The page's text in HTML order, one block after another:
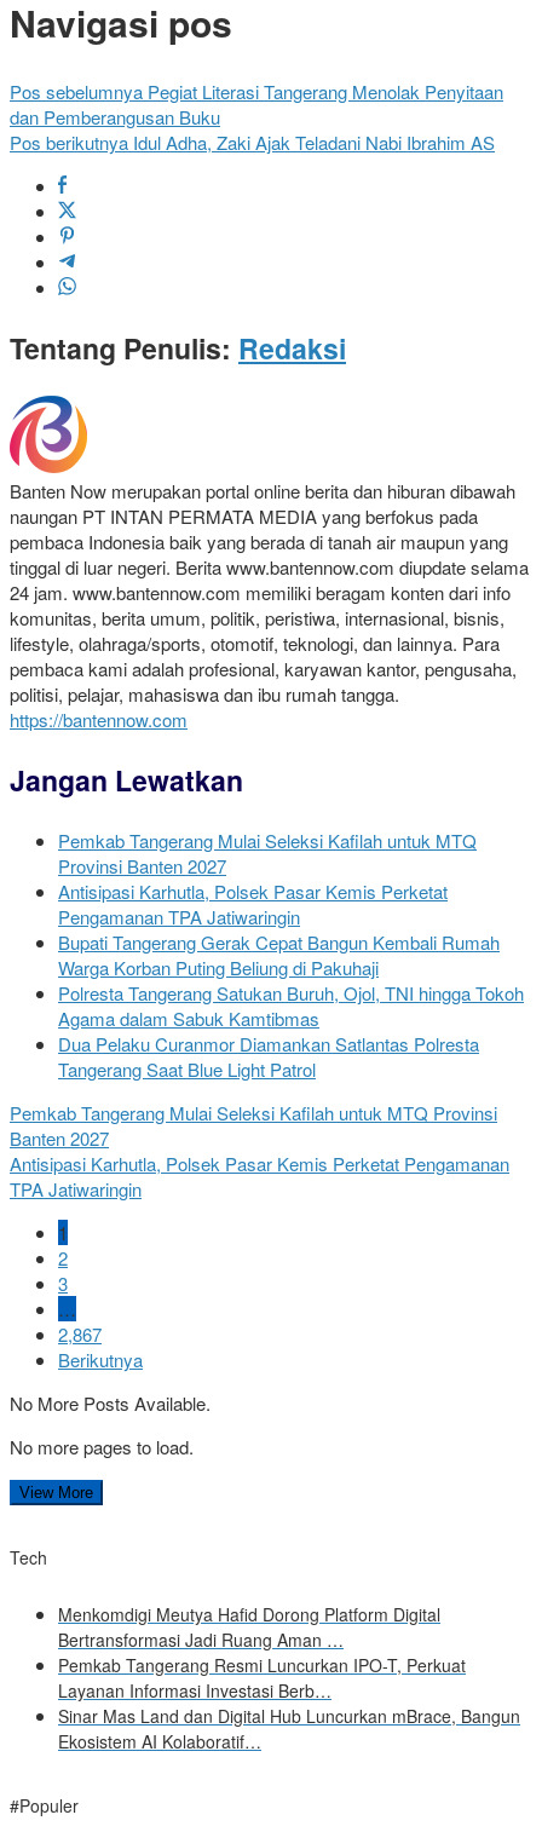
Navigasi pos
Pos sebelumnya Pegiat Literasi Tangerang Menolak Penyitaan
dan Pemberangusan Buku
Pos berikutnya Idul Adha, Zaki Ajak Teladani Nabi Ibrahim AS
Tentang Penulis: Redaksi
Banten Now merupakan portal online berita dan hiburan dibawah
naungan PT INTAN PERMATA MEDIA yang berfokus pada
pembaca Indonesia baik yang berada di tanah air maupun yang
tinggal di luar negeri. Berita www.bantennow.com diupdate selama
24 jam. www.bantennow.com memiliki beragam konten dari info
komunitas, berita umum, politik, peristiwa, internasional, bisnis,
lifestyle, olahraga/sports, otomotif, teknologi, dan lainnya. Para
pembaca kami adalah profesional, karyawan kantor, pengusaha,
politisi, pelajar, mahasiswa dan ibu rumah tangga.
https://bantennow.com
Jangan Lewatkan
Pemkab Tangerang Mulai Seleksi Kafilah untuk MTQ
Provinsi Banten 2027
Antisipasi Karhutla, Polsek Pasar Kemis Perketat
Pengamanan TPA Jatiwaringin
Bupati Tangerang Gerak Cepat Bangun Kembali Rumah
Warga Korban Puting Beliung di Pakuhaji
Polresta Tangerang Satukan Buruh, Ojol, TNI hingga Tokoh
Agama dalam Sabuk Kamtibmas
Dua Pelaku Curanmor Diamankan Satlantas Polresta
Tangerang Saat Blue Light Patrol
Pemkab Tangerang Mulai Seleksi Kafilah untuk MTQ Provinsi
Banten 2027
Antisipasi Karhutla, Polsek Pasar Kemis Perketat Pengamanan
TPA Jatiwaringin
1
2
3
…
2,867
Berikutnya
No More Posts Available.
No more pages to load.
View More
Tech
Menkomdigi Meutya Hafid Dorong Platform Digital
Bertransformasi Jadi Ruang Aman …
Pemkab Tangerang Resmi Luncurkan IPO-T, Perkuat
Layanan Informasi Investasi Berb…
Sinar Mas Land dan Digital Hub Luncurkan mBrace, Bangun
Ekosistem AI Kolaboratif…
#Populer